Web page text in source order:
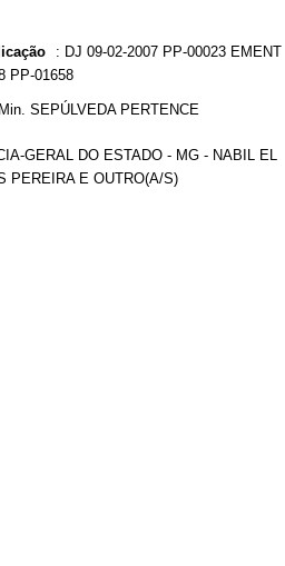
: DJ 09-02-2007 PP-00023 EMENT
PP-01658
Min. SEPÚLVEDA PERTENCE
GERAL DO ESTADO - MG - NABIL EL
PEREIRA E OUTRO(A/S)